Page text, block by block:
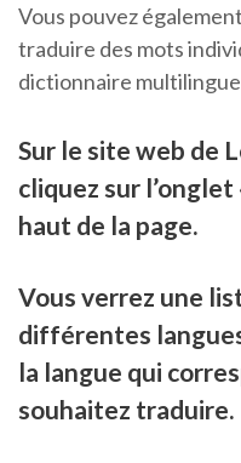
Vous pouvez
traduire des mots
dictionnaire
Sur le site web de
cliquez sur
haut de la page.
Vous verrez une
différentes
la langue qui
souhaitez traduire.